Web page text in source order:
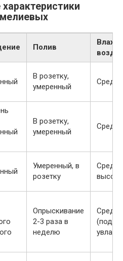
Полив
В розетку,
умеренный
В розетку,
умеренный
Умеренный, в
розетку
Опрыскивание
2-3 раза в
неделю